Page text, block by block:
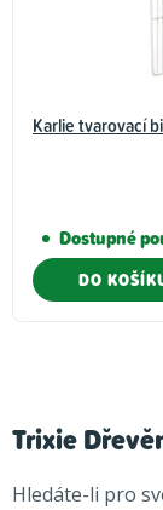
Karlie tvarovací
Dostupné
DO
Trixie
Hledáte-li pro